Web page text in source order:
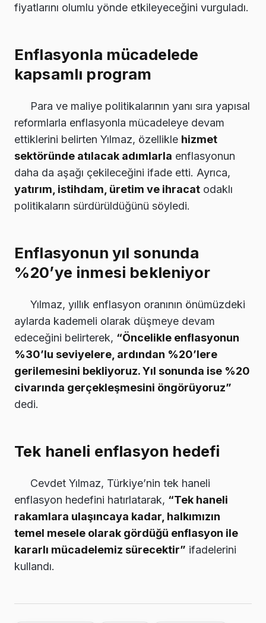
fiyatlarını olumlu yönde etkileyeceğini vurguladı.
Enflasyonla mücadelede
kapsamlı program
Para ve maliye politikalarının yanı sıra yapısal
reformlarla enflasyonla mücadeleye devam
ettiklerini belirten Yılmaz, özellikle hizmet
sektöründe atılacak adımlarla enflasyonun
daha da aşağı çekileceğini ifade etti. Ayrıca,
yatırım, istihdam, üretim ve ihracat odaklı
politikaların sürdürüldüğünü söyledi.
Enflasyonun yıl sonunda
%20’ye inmesi bekleniyor
Yılmaz, yıllık enflasyon oranının önümüzdeki
aylarda kademeli olarak düşmeye devam
edeceğini belirterek, “Öncelikle enflasyonun
%30’lu seviyelere, ardından %20’lere
gerilemesini bekliyoruz. Yıl sonunda ise %20
civarında gerçekleşmesini öngörüyoruz”
dedi.
Tek haneli enflasyon hedefi
Cevdet Yılmaz, Türkiye’nin tek haneli
enflasyon hedefini hatırlatarak, “Tek haneli
rakamlara ulaşıncaya kadar, halkımızın
temel mesele olarak gördüğü enflasyon ile
kararlı mücadelemiz sürecektir” ifadelerini
kullandı.